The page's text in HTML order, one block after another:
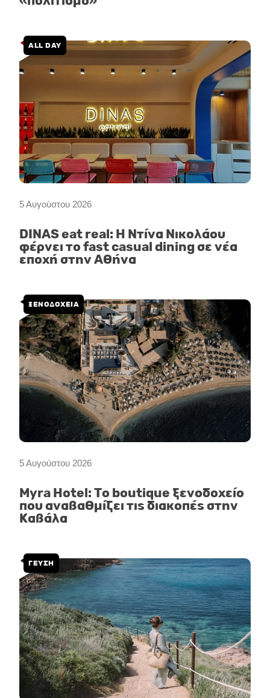
5 Αυγούστου 2026
ALL DAY
DINAS eat real: Η Ντίνα Νικολάου
φέρνει το fast casual dining σε νέα
εποχή στην Αθήνα
5 Αυγούστου 2026
ΞΕΝΟΔΟΧΕΙΑ
Myra Hotel: Το boutique ξενοδοχείο
που αναβαθμίζει τις διακοπές στην
Καβάλα
ΓΕΥΣΗ